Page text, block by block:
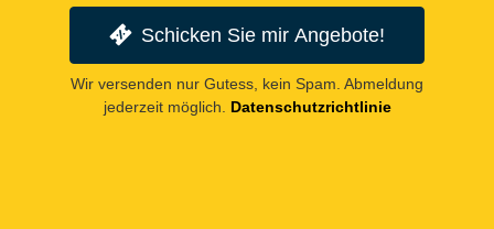
Schicken Sie mir Angebote!
Wir versenden nur Gutess, kein Spam. Abmeldung
jederzeit möglich.
Datenschutzrichtlinie